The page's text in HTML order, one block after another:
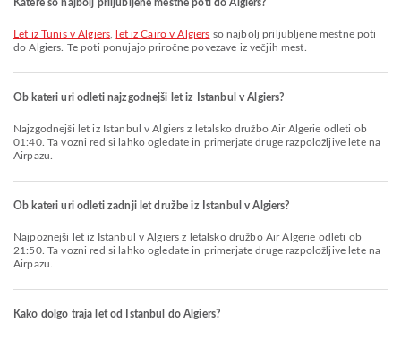
Katere so najbolj priljubljene mestne poti do Algiers?
let iz Tunis v Algiers let iz Cairo v Algiers so najbolj priljubljene mestne poti
do Algiers. Te poti ponujajo priročne povezave iz večjih mest.
Ob kateri uri odleti najzgodnejši let iz Istanbul v Algiers?
Najzgodnejši let iz Istanbul v Algiers z letalsko družbo Air Algerie odleti ob
01:40. Ta vozni red si lahko ogledate in primerjate druge razpoložljive lete na
Airpazu.
Ob kateri uri odleti zadnji let družbe iz Istanbul v Algiers?
Najpoznejši let iz Istanbul v Algiers z letalsko družbo Air Algerie odleti ob
21:50. Ta vozni red si lahko ogledate in primerjate druge razpoložljive lete na
Airpazu.
Kako dolgo traja let od Istanbul do Algiers?